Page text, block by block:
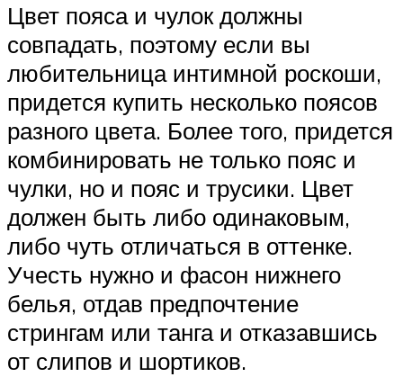
Цвет пояса и чулок должны
совпадать, поэтому если вы
любительница интимной роскоши,
придется купить несколько поясов
разного цвета. Более того, придется
комбинировать не только пояс и
чулки, но и пояс и трусики. Цвет
должен быть либо одинаковым,
либо чуть отличаться в оттенке.
Учесть нужно и фасон нижнего
белья, отдав предпочтение
стрингам или танга и отказавшись
от слипов и шортиков.